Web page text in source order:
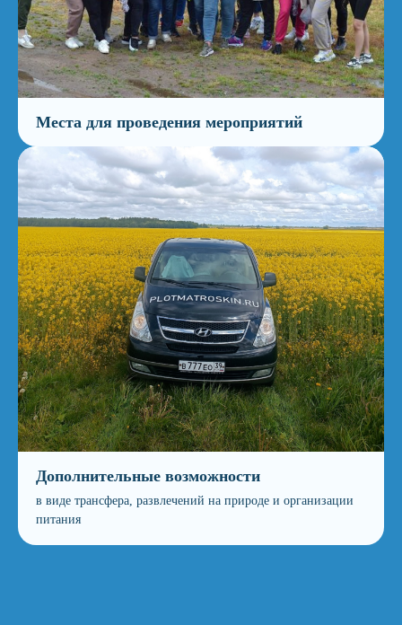
Места для проведения мероприятий
Дополнительные возможности
в виде трансфера, развлечений на природе и организации
питания